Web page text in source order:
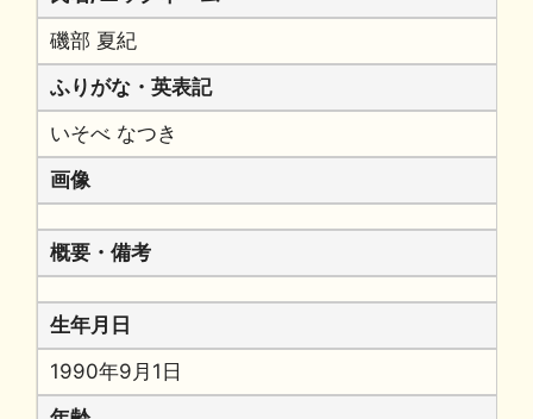
磯部 夏紀
ふりがな・英表記
いそべ なつき
画像
概要・備考
生年月日
1990年9月1日